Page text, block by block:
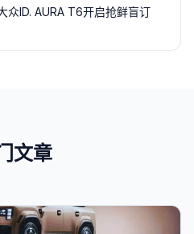
众ID. AURA T6开启抢鲜盲订
文章